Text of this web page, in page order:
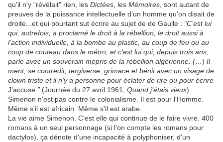
qu'il n'y “révélait” rien, les Dictées , les Mémoires , sont autant de
preuves de la puissance intellectuelle d'un homme qu'on disait de
droite...et qui pourtant sut écrire au sujet de de Gaulle : “C’est lui
qui, autrefois, a proclamé le droit à la rébellion, le droit aussi à
l’action individuelle, à la bombe au plastic, au coup de feu ou au
coup de couteau dans le métro, et c’est lui qui, depuis trois ans,
parle avec un souverain mépris de la rébellion algérienne. (…) Il
ment, se contredit, tergiverse, grimace et bénit avec un visage de
clown triste et il n’y a personne pour éclater de rire ou pour écrire
J’accuse. ” (Journée du 27 avril 1961, Quand j’étais vieux).
Simenon n'est pas contre le colonialisme. Il est pour l'Homme.
Même s'il est africain. Même s'il est arabe.
La vie aime Simenon. C'est elle qui continue de le faire vivre. 400
romans à un seul personnage (si l'on compte les romans pour
dactylos), ça dénote d'une incapacité à polyphoniser, d'un